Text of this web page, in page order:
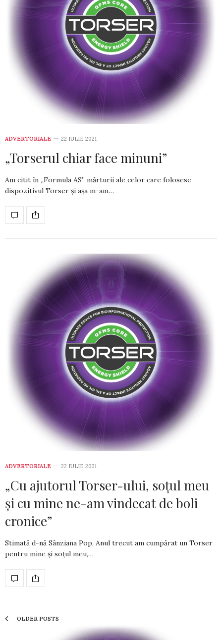
ADVERTORIALE 22 IULIE 2021
„Torserul chiar face minuni”
Am citit în „Formula AS” mărturii ale celor care folosesc
dispozitivul Torser şi aşa m-am…
ADVERTORIALE 22 IULIE 2021
„Cu ajutorul Torser-ului, soţul meu
şi cu mine ne-am vindecat de boli
cronice”
Stimată d-nă Sânziana Pop, Anul trecut am cumpărat un Torser
pentru mine şi soţul meu,…
OLDER POSTS